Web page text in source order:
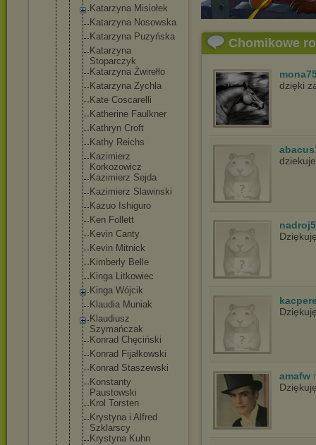
Katarzyna Misiołek
Katarzyna Nosowska
Katarzyna Puzyńska
Katarzyna
Stoparczyk
Katarzyna Żwirełło
Katarzyna Zychla
Kate Coscarelli
Katherine Faulkner
Kathryn Croft
Kathy Reichs
Kazimierz
Korkozowicz
Kazimierz Sejda
Kazimierz Slawinski
Kazuo Ishiguro
Ken Follett
Kevin Canty
Kevin Mitnick
Kimberly Belle
Kinga Litkowiec
Kinga Wójcik
Klaudia Muniak
Klaudiusz
Szymańczak
Konrad Chęciński
Konrad Fijałkowski
Konrad Staszewski
Konstanty
Paustowski
Krol Torsten
Krystyna i Alfred
Szklarscy
Krystyna Kuhn
Chomikowe
dzięki
dziekuje
amafw